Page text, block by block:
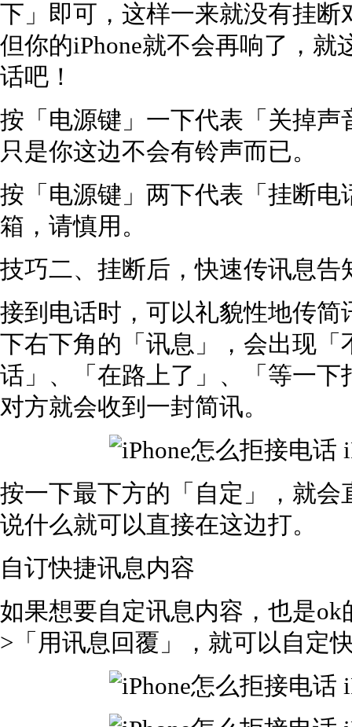
下」即可，这样一来就没有挂
但你的iPhone就不会再响了，
话吧！
按「电源键」一下代表「关掉
只是你这边不会有铃声而已。
按「电源键」两下代表「挂断
箱，请慎用。
技巧二、挂断后，快速传讯息告
接到电话时，可以礼貌性地传
下右下角的「讯息」，会出现
话」、「在路上了」、「等一
对方就会收到一封简讯。
按一下最下方的「自定」，就会
说什么就可以直接在这边打。
自订快捷讯息内容
如果想要自定讯息内容，也是
>「用讯息回覆」，就可以自定